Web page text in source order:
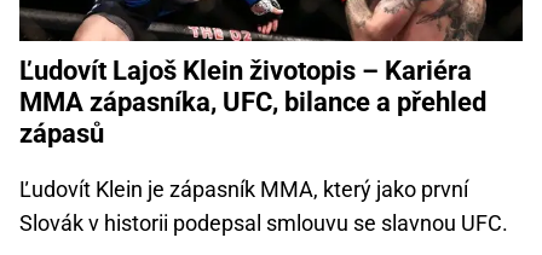
Ľudovít Lajoš Klein životopis – Kariéra
MMA zápasníka, UFC, bilance a přehled
zápasů
Ľudovít Klein je zápasník MMA, který jako první
Slovák v historii podepsal smlouvu se slavnou UFC.